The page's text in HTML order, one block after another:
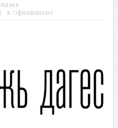
в: Официально